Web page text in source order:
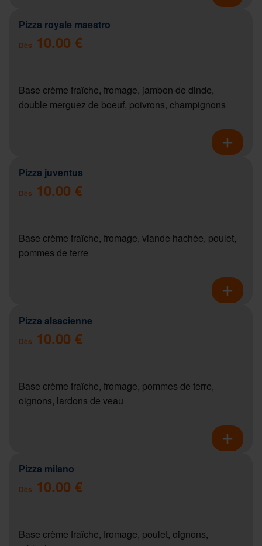
Pizza royale maestro
Dès 10.00 €
Base crème fraîche, fromage, jambon de dinde,
double merguez de boeuf, poivrons, champignons
Pizza juventus
Dès 10.00 €
Base crème fraîche, fromage, viande hachée, poulet,
pommes de terre
Pizza alsacienne
Dès 10.00 €
Base crème fraîche, fromage, pommes de terre,
oignons, lardons de veau
Pizza milano
Dès 10.00 €
Base crème fraîche, fromage, poulet, oignons,